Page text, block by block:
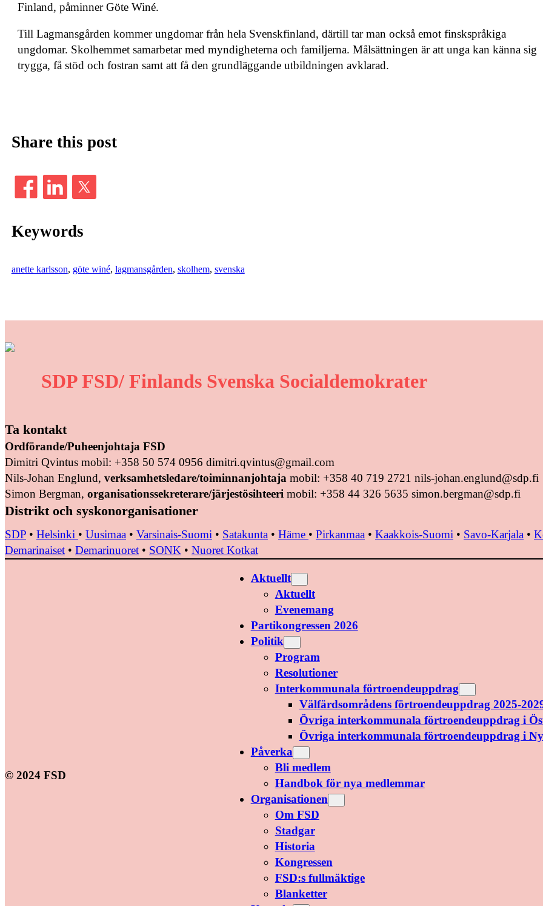
Finland, påminner Göte Winé.
Till Lagmansgården kommer ungdomar från hela Svenskfinland, därtill tar man också emot finskspråkiga
ungdomar. Skolhemmet samarbetar med myndigheterna och familjerna. Målsättningen är att unga kan känna sig
trygga, få stöd och fostran samt att få den grundläggande utbildningen avklarad.
Share this post
Keywords
anette karlsson, göte winé, lagmansgården, skolhem, svenska
SDP FSD/ Finlands Svenska Socialdemokrater
Ta kontakt
Ordförande/Puheenjohtaja FSD
Dimitri Qvintus mobil: +358 50 574 0956 dimitri.qvintus@gmail.com
Nils-Johan Englund, verksamhetsledare/toiminnanjohtaja mobil: +358 40 719 2721 nils-johan.englund@sdp.fi
Simon Bergman, organisationssekreterare/järjestösihteeri mobil: +358 44 326 5635 simon.bergman@sdp.fi
Distrikt och syskonorganisationer
SDP • Helsinki • Uusimaa • Varsinais-Suomi • Satakunta • Häme • Pirkanmaa • Kaakkois-Suomi • Savo-Karjala •
Demarinaiset • Demarinuoret • SONK • Nuoret Kotkat
© 2024 FSD
Aktuellt
Aktuellt
Evenemang
Partikongressen 2026
Politik
Program
Resolutioner
Interkommunala förtroendeuppdrag
Välfärdsområdens förtroendeuppdrag 2025-
Övriga interkommunala förtroendeuppdrag i
Övriga interkommunala förtroendeuppdrag i
Påverka
Bli medlem
Handbok för nya medlemmar
Organisationen
Om FSD
Stadgar
Historia
Kongressen
FSD:s fullmäktige
Blanketter